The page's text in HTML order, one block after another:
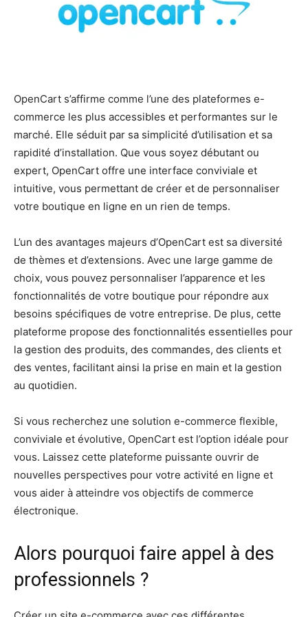
OpenCart s’affirme comme l’une des plateformes e-
commerce les plus accessibles et performantes sur le
marché. Elle séduit par sa simplicité d’utilisation et sa
rapidité d’installation. Que vous soyez débutant ou
expert, OpenCart offre une interface conviviale et
intuitive, vous permettant de créer et de personnaliser
votre boutique en ligne en un rien de temps.
L’un des avantages majeurs d’OpenCart est sa diversité
de thèmes et d’extensions. Avec une large gamme de
choix, vous pouvez personnaliser l’apparence et les
fonctionnalités de votre boutique pour répondre aux
besoins spécifiques de votre entreprise. De plus, cette
plateforme propose des fonctionnalités essentielles pour
la gestion des produits, des commandes, des clients et
des ventes, facilitant ainsi la prise en main et la gestion
au quotidien.
Si vous recherchez une solution e-commerce flexible,
conviviale et évolutive, OpenCart est l’option idéale pour
vous. Laissez cette plateforme puissante ouvrir de
nouvelles perspectives pour votre activité en ligne et
vous aider à atteindre vos objectifs de commerce
électronique.
Alors pourquoi faire appel à des
professionnels ?